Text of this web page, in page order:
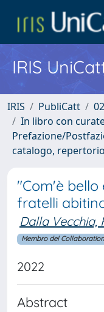
IRIS
IRIS PubliCatt
In libro con
Prefazione/
catalogo,
"Com'è bello
fratelli
Dalla Vecchia,
Membro del
2022
Abstract